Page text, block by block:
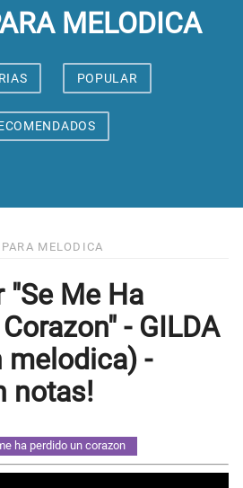
MELODICA
POPULAR
MELODICA
Me Ha
- GILDA
melodica) -
notas!
ha perdido un corazon